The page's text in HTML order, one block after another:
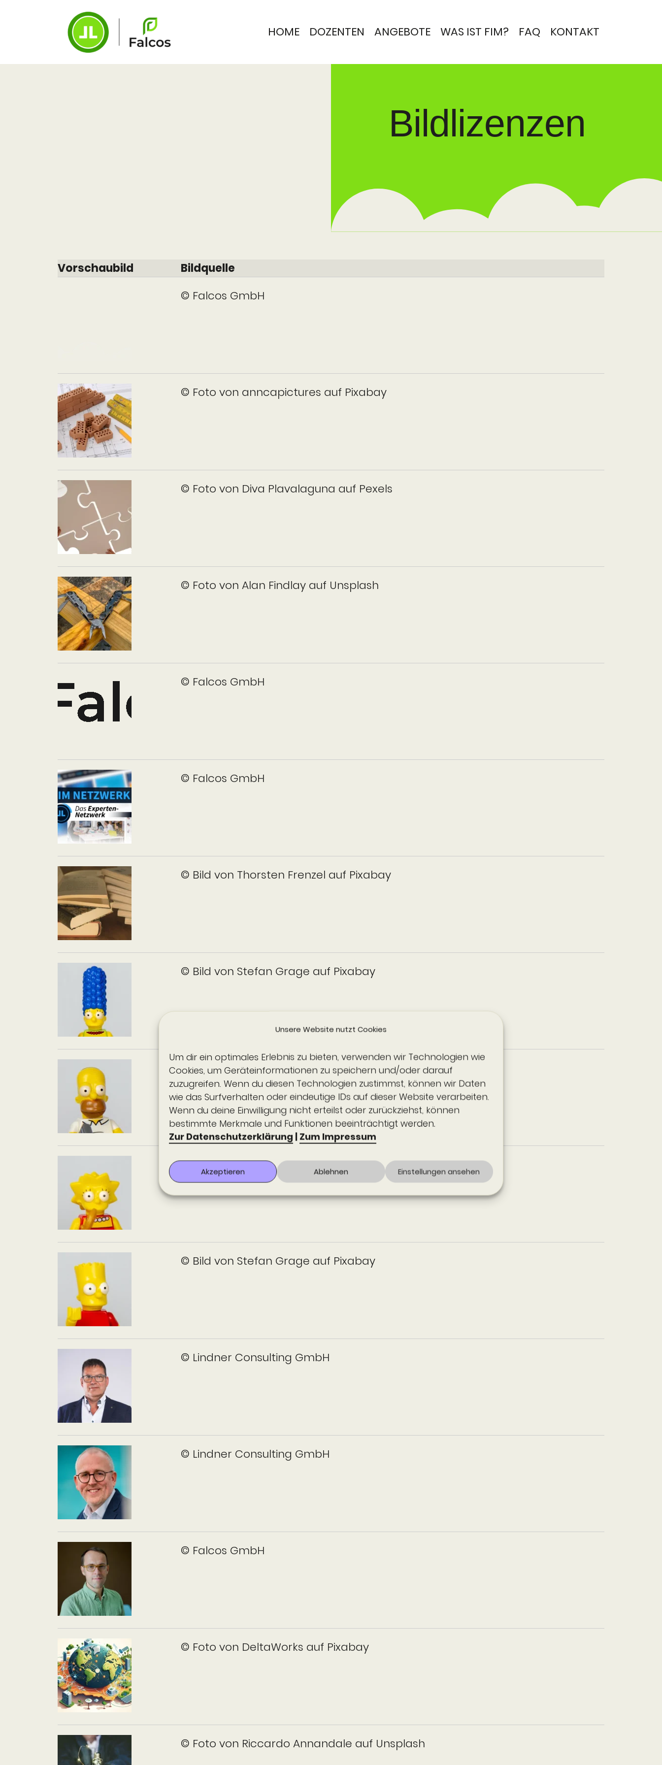
Unsere Website nutzt Cookies
Um dir ein optimales Erlebnis zu bieten, verwenden wir Technologien wie
Cookies, um Geräteinformationen zu speichern und/oder darauf
zuzugreifen. Wenn du diesen Technologien zustimmst, können wir Daten
wie das Surfverhalten oder eindeutige IDs auf dieser Website verarbeiten.
Wenn du deine Einwilligung nicht erteilst oder zurückziehst, können
bestimmte Merkmale und Funktionen beeinträchtigt werden.
Zur Datenschutzerklärung | Zum Impressum
Akzeptieren Ablehnen Einstellungen ansehen
HOME DOZENTEN ANGEBOTE WAS IST FIM? FAQ KONTAKT
Bildlizenzen
Vorschaubild
Bildquelle
© Falcos GmbH
© Foto von anncapictures auf Pixabay
© Foto von Diva Plavalaguna auf Pexels
© Foto von Alan Findlay auf Unsplash
© Falcos GmbH
© Falcos GmbH
© Bild von Thorsten Frenzel auf Pixabay
© Bild von Stefan Grage auf Pixabay
© Bild von Stefan Grage auf Pixabay
© Bild von Stefan Grage auf Pixabay
© Bild von Stefan Grage auf Pixabay
© Lindner Consulting GmbH
© Lindner Consulting GmbH
© Falcos GmbH
© Foto von DeltaWorks auf Pixabay
© Foto von Riccardo Annandale auf Unsplash